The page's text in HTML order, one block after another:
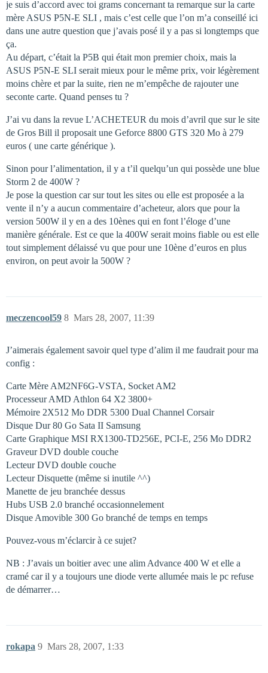
je suis d’accord avec toi grams concernant ta remarque sur la carte
mère ASUS P5N-E SLI , mais c’est celle que l’on m’a conseillé ici
dans une autre question que j’avais posé il y a pas si longtemps que
ça.
Au départ, c’était la P5B qui était mon premier choix, mais la
ASUS P5N-E SLI serait mieux pour le même prix, voir légèrement
moins chère et par la suite, rien ne m’empêche de rajouter une
seconte carte. Quand penses tu ?
J’ai vu dans la revue L’ACHETEUR du mois d’avril que sur le site
de Gros Bill il proposait une Geforce 8800 GTS 320 Mo à 279
euros ( une carte générique ).
Sinon pour l’alimentation, il y a t’il quelqu’un qui possède une blue
Storm 2 de 400W ?
Je pose la question car sur tout les sites ou elle est proposée a la
vente il n’y a aucun commentaire d’acheteur, alors que pour la
version 500W il y en a des 10ènes qui en font l’éloge d’une
manière générale. Est ce que la 400W serait moins fiable ou est elle
tout simplement délaissé vu que pour une 10ène d’euros en plus
environ, on peut avoir la 500W ?
meczencool59 Mars 28, 2007, 11:39
8
J’aimerais également savoir quel type d’alim il me faudrait pour ma
config :
Carte Mère AM2NF6G-VSTA, Socket AM2
Processeur AMD Athlon 64 X2 3800+
Mémoire 2X512 Mo DDR 5300 Dual Channel Corsair
Disque Dur 80 Go Sata II Samsung
Carte Graphique MSI RX1300-TD256E, PCI-E, 256 Mo DDR2
Graveur DVD double couche
Lecteur DVD double couche
Lecteur Disquette (même si inutile ^^)
Manette de jeu branchée dessus
Hubs USB 2.0 branché occasionnelement
Disque Amovible 300 Go branché de temps en temps
Pouvez-vous m’éclarcir à ce sujet?
NB : J’avais un boitier avec une alim Advance 400 W et elle a
cramé car il y a toujours une diode verte allumée mais le pc refuse
de démarrer…
rokapa Mars 28, 2007, 1:33
9